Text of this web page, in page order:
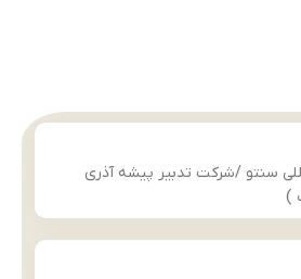
سنتو /شرکت تدبیر پیشه آذری
)